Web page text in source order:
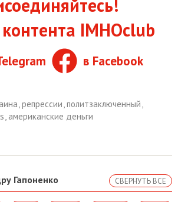
IMHOclub
в Facebook
,репрессии,политзаключенный,
, американские деньги
Гапоненко СВЕРНУТЬ ВСЕ